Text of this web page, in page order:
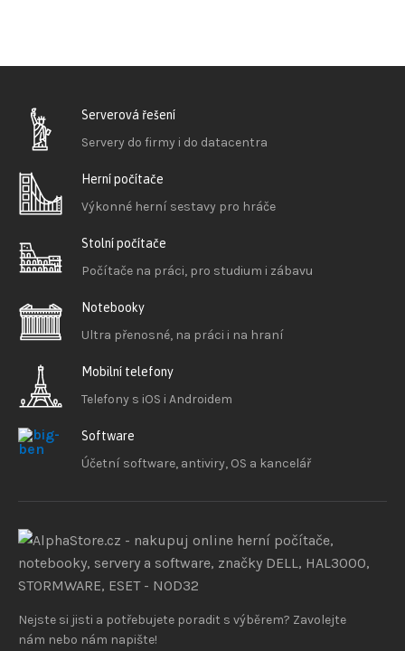
Serverová řešení
Servery do firmy i do datacentra
Herní počítače
Výkonné herní sestavy pro hráče
Stolní počítače
Počítače na práci, pro studium i zábavu
Notebooky
Ultra přenosné, na práci i na hraní
Mobilní telefony
Telefony s iOS i Androidem
Software
Účetní software, antiviry, OS a kancelář
Nejste si jisti a potřebujete poradit s výběrem? Zavolejte
nám nebo nám napište!